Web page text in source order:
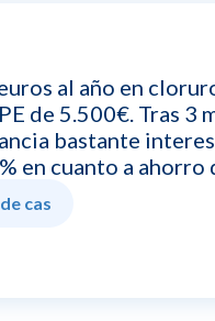
al año en
de 5.500€. Tras 3
bastante
en cuanto a ahorro
cas